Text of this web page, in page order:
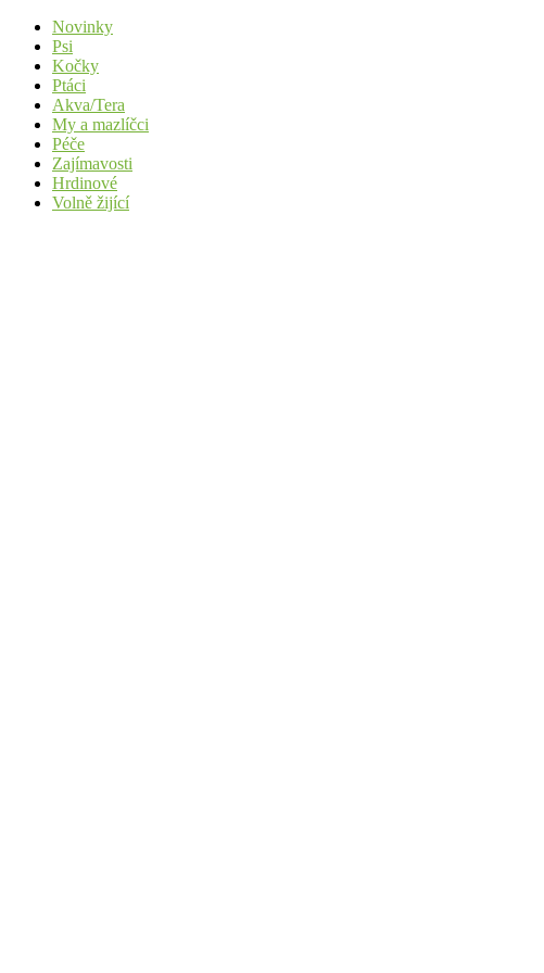
Novinky
Psi
Kočky
Ptáci
Akva/Tera
My a mazlíčci
Péče
Zajímavosti
Hrdinové
Volně žijící